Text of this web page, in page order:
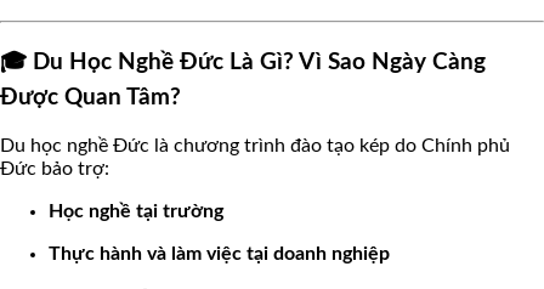
🎓 Du Học Nghề Đức Là Gì? Vì Sao Ngày Càng
Được Quan Tâm?
Du học nghề Đức là chương trình đào tạo kép do Chính phủ
Đức bảo trợ:
Học nghề tại trường
Thực hành và làm việc tại doanh nghiệp